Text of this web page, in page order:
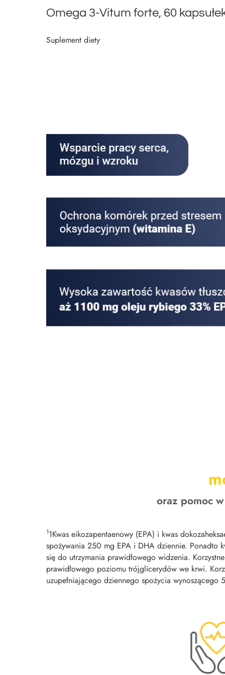
Omega 3-Vitum forte, 60
Suplement diety
oraz pomoc
11Kwas eikozapentaenowy (EPA) i kwas
spożywania 250 mg EPA i DHA dziennie. Ponadto
się do utrzymania prawidłowego widzenia.
prawidłowego poziomu trójglicerydów we krwi.
uzupełniającego dziennego spożycia wynoszącego